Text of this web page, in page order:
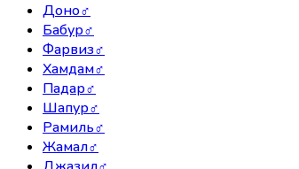
Доно♂
Бабур♂
Фарвиз♂
Хамдам♂
Падар♂
Шапур♂
Рамиль♂
Жамал♂